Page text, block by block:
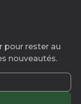
pour rester au
nouveautés.